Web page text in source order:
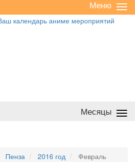
/
Меню
Месяцы
Пенза 2016 год Февраль